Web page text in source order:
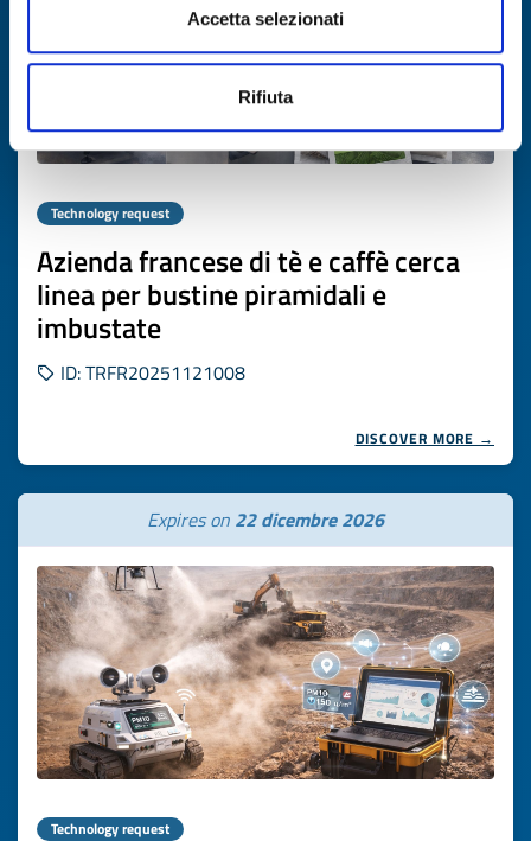
Accetta selezionati
Rifiuta
Technology request
Azienda francese di tè e caffè cerca
linea per bustine piramidali e
imbustate
ID: TRFR20251121008
DISCOVER MORE →
Expires on 22 dicembre 2026
Technology request